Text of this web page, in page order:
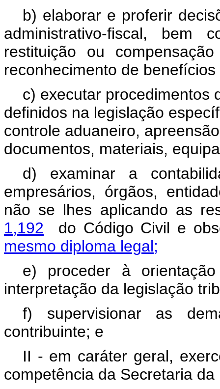
b) elaborar e proferir
administrativo-fiscal, bem
restituição ou
reconhecimento de benefícios
c) executar procedimentos
definidos na legislação
controle aduaneiro,
documentos, materiais,
d) examinar a
empresários, órgãos,
não se lhes aplicando as
1,192 do Código Civil e
mesmo diploma legal;
e) proceder à
interpretação da legislação
f) supervisionar as
contribuinte; e
II - em caráter geral,
competência da Secretaria